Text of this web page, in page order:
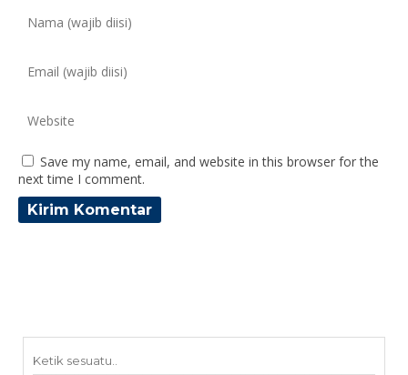
Save my name, email, and website in this browser for the
next time I comment.